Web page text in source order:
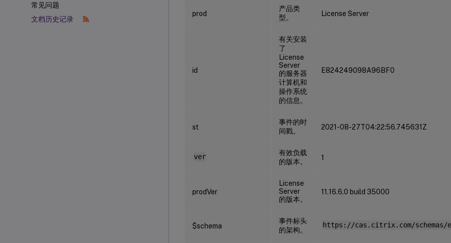
常见问题
文档历史记录
prod
产品类
型。
License Server
id
有关安装
了
License
Server
的服务器
计算机和
操作系统
的信息。
E824249098A96BF0
st
事件的时
间戳。
2021-08-27T04:22:56.745631Z
ver
有效负载
的版本。
1
prodVer
License
Server
的版本。
11.16.6.0 build 35000
$schema
事件标头
的架构。
https://cas.citrix.com/schemas/